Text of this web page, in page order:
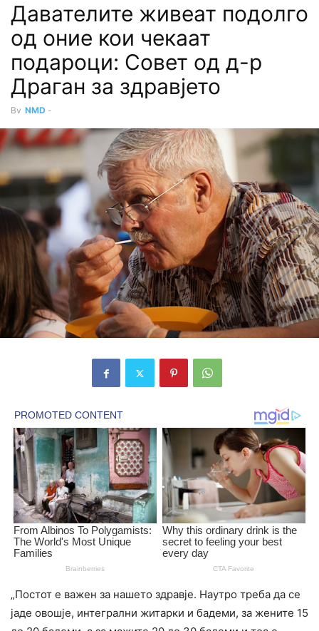
Давателите живеат подолго
од оние кои чекаат
подароци: Совет од д-р
Драган за здравјето
By NMD -
„Постот е важен за нашето здравје. Наутро треба да се
јаде овошје, интегрални житарки и бадеми, за жените 15